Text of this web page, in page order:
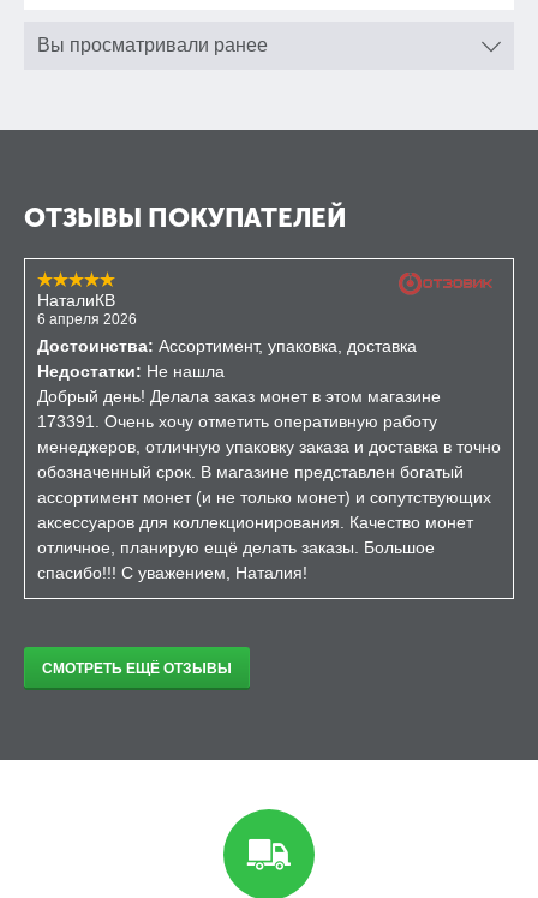
Вы просматривали ранее
ОТЗЫВЫ ПОКУПАТЕЛЕЙ
НаталиКВ
6 апреля 2026
Достоинства: Ассортимент, упаковка, доставка
Недостатки: Не нашла
Добрый день! Делала заказ монет в этом магазине
173391. Очень хочу отметить оперативную работу
менеджеров, отличную упаковку заказа и доставка в точно
обозначенный срок. В магазине представлен богатый
ассортимент монет (и не только монет) и сопутствующих
аксессуаров для коллекционирования. Качество монет
отличное, планирую ещё делать заказы. Большое
спасибо!!! С уважением, Наталия!
СМОТРЕТЬ ЕЩЁ ОТЗЫВЫ